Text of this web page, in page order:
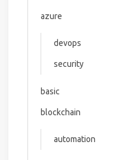
azure
devops
security
basic
blockchain
automation